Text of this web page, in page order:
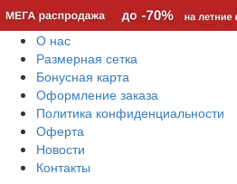
О нас
Размерная сетка
Бонусная карта
Оформление заказа
Политика конфиденциальности
Оферта
Новости
Контакты